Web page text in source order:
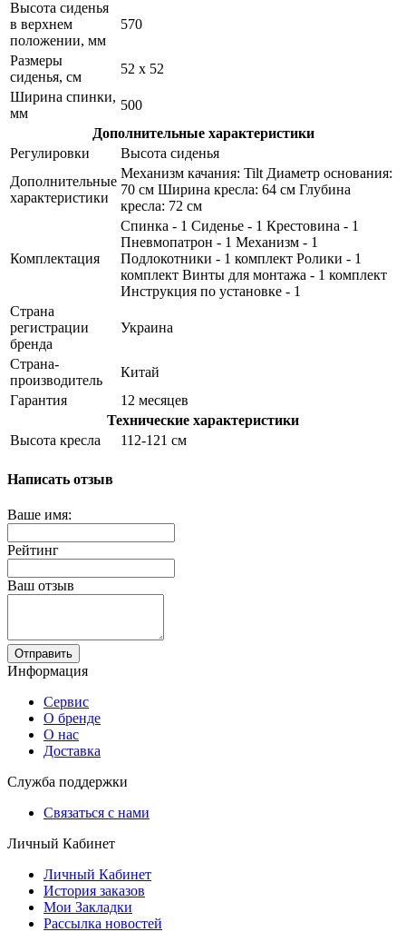
Высота сиденья
в верхнем
положении, мм
570
Размеры
сиденья, см
52 х 52
Ширина спинки,
мм
500
Дополнительные характеристики
Регулировки
Высота сиденья
Дополнительные
характеристики
Механизм качания: Tilt Диаметр основания:
70 см Ширина кресла: 64 см Глубина
кресла: 72 см
Комплектация
Спинка - 1 Сиденье - 1 Крестовина - 1
Пневмопатрон - 1 Механизм - 1
Подлокотники - 1 комплект Ролики - 1
комплект Винты для монтажа - 1 комплект
Инструкция по установке - 1
Страна
регистрации
бренда
Украина
Страна-
производитель
Китай
Гарантия
12 месяцев
Технические характеристики
Высота кресла
112-121 см
Написать отзыв
Ваше имя:
Рейтинг
Ваш отзыв
Отправить
Информация
Сервис
О бренде
О нас
Доставка
Служба поддержки
Связаться с нами
Личный Кабинет
Личный Кабинет
История заказов
Мои Закладки
Рассылка новостей